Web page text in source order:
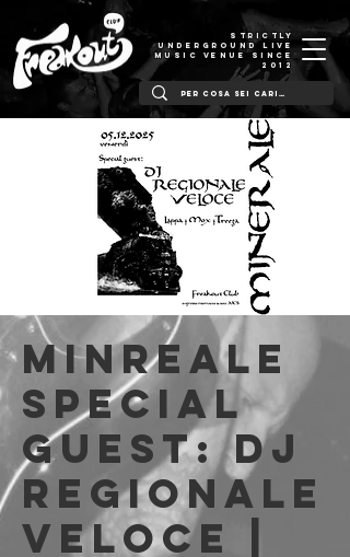
STRICTLY
UNDERGROUND LIVE
MUSIC VENUE SINCE
2012
MINREALE
special
guest: DJ
REGIONALE
VELOCE |